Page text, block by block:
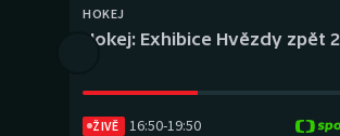
HOKEJ
Hokej: Exhibice Hvězdy zpět
ŽIVĚ 16:50-19:50